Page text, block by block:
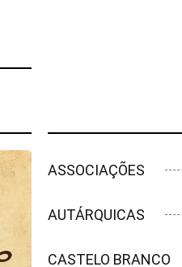
ASSOCIAÇÕES
AUTÁRQUICAS
CASTELO BRANCO